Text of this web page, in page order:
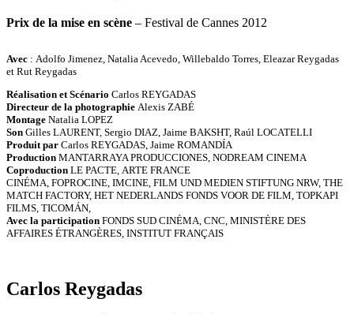
Prix de la mise en scène – Festival de Cannes 2012
Avec : Adolfo Jimenez, Natalia Acevedo, Willebaldo Torres, Eleazar Reygadas
et Rut Reygadas
Réalisation et Scénario Carlos REYGADAS
Directeur de la photographie Alexis ZABÉ
Montage Natalia LOPEZ
Son Gilles LAURENT, Sergio DIAZ, Jaime BAKSHT, Raúl LOCATELLI
Produit par Carlos REYGADAS, Jaime ROMANDÍA
Production MANTARRAYA PRODUCCIONES, NODREAM CINEMA
Coproduction LE PACTE, ARTE FRANCE
CINÉMA, FOPROCINE, IMCINE, FILM UND MEDIEN STIFTUNG NRW, THE
MATCH FACTORY, HET NEDERLANDS FONDS VOOR DE FILM, TOPKAPI
FILMS, TICOMÁN,
Avec la participation FONDS SUD CINÉMA, CNC, MINISTÈRE DES
AFFAIRES ÉTRANGÈRES, INSTITUT FRANÇAIS
Carlos Reygadas